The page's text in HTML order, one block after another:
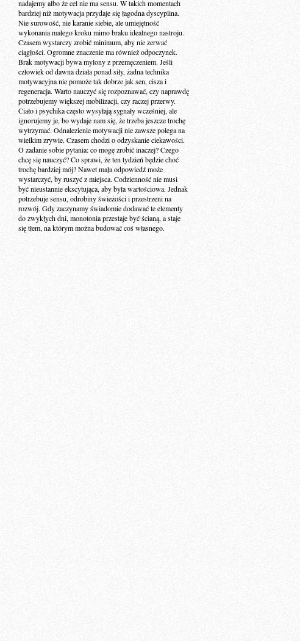
nadajemy albo że cel nie ma sensu. W takich momentach
bardziej niż motywacja przydaje się łagodna dyscyplina.
Nie surowość, nie karanie siebie, ale umiejętność
wykonania małego kroku mimo braku idealnego nastroju.
Czasem wystarczy zrobić minimum, aby nie zerwać
ciągłości. Ogromne znaczenie ma również odpoczynek.
Brak motywacji bywa mylony z przemęczeniem. Jeśli
człowiek od dawna działa ponad siły, żadna technika
motywacyjna nie pomoże tak dobrze jak sen, cisza i
regeneracja. Warto nauczyć się rozpoznawać, czy naprawdę
potrzebujemy większej mobilizacji, czy raczej przerwy.
Ciało i psychika często wysyłają sygnały wcześniej, ale
ignorujemy je, bo wydaje nam się, że trzeba jeszcze trochę
wytrzymać. Odnalezienie motywacji nie zawsze polega na
wielkim zrywie. Czasem chodzi o odzyskanie ciekawości.
O zadanie sobie pytania: co mogę zrobić inaczej? Czego
chcę się nauczyć? Co sprawi, że ten tydzień będzie choć
trochę bardziej mój? Nawet mała odpowiedź może
wystarczyć, by ruszyć z miejsca. Codzienność nie musi
być nieustannie ekscytująca, aby była wartościowa. Jednak
potrzebuje sensu, odrobiny świeżości i przestrzeni na
rozwój. Gdy zaczynamy świadomie dodawać te elementy
do zwykłych dni, monotonia przestaje być ścianą, a staje
się tłem, na którym można budować coś własnego.